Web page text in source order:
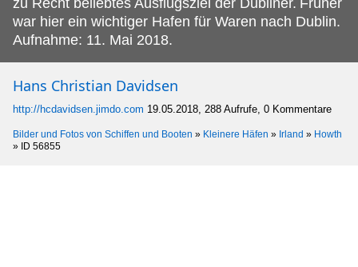
war hier ein wichtiger Hafen für Waren nach Dublin.
Aufnahme: 11. Mai 2018.
Hans Christian Davidsen
http://hcdavidsen.jimdo.com 19.05.2018, 288 Aufrufe, 0 Kommentare
Bilder und Fotos von Schiffen und Booten » Kleinere Häfen » Irland » Howth
» ID 56855